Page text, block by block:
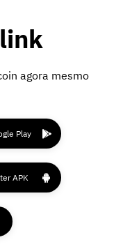
agora mesmo
Play
APK